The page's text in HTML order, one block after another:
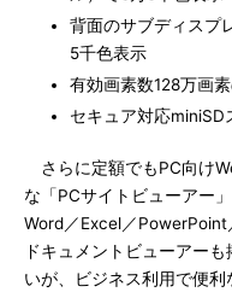
背面のサブディスプ
5千色表示
有効画素数128万画
セキュア対応miniSD
さらに定額でもPC向け
な「PCサイトビューアー
Word／Excel／
ドキュメントビューアー
いが、ビジネス利用で便利